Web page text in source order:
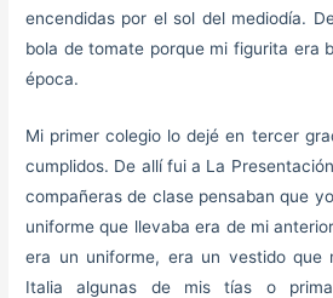
encendidas por el sol del mediodía.
bola de tomate porque mi figurita era
época.
Mi primer colegio lo dejé en tercer
cumplidos. De allí fui a La
compañeras de clase pensaban que
uniforme que llevaba era de mi
era un uniforme, era un vestido que
Italia algunas de mis tías o